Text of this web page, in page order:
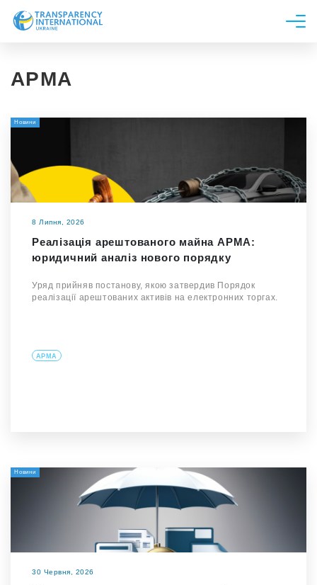
Новини
Напрями роботи
АРМА
Новини
8 Липня, 2026
Реалізація арештованого майна АРМА:
юридичний аналіз нового порядку
Уряд прийняв постанову, якою затвердив Порядок
реалізації арештованих активів на електронних торгах.
АРМА
Новини
30 Червня, 2026